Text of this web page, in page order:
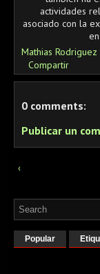
actividades
asociado con la
Mathias Rodriguez
Compartir
0 comments:
Publicar un
‹
Popular